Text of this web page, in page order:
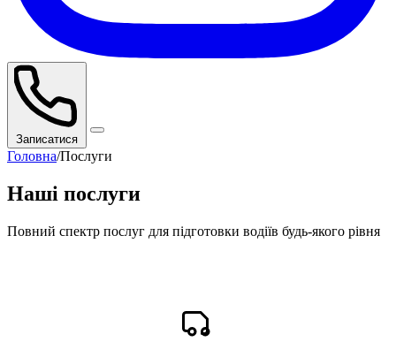
Записатися
Головна/Послуги
Наші послуги
Повний спектр послуг для підготовки водіїв будь-якого рівня